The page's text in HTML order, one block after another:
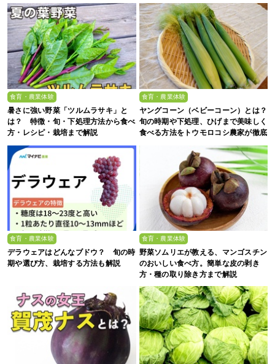
食育・農業体験
暑さに強い野菜「ツルムラサキ」と
は？ 特徴・旬・下処理方法から食べ
方・レシピ・栽培まで解説
食育・農業体験
ヤングコーン（ベビーコーン）とは？
旬の時期や下処理、ひげまで美味しく
食べる方法をトウモロコシ農家が徹底
食育・農業体験
デラウェアはどんなブドウ？ 旬の時
期や選び方、栽培する方法も解説
食育・農業体験
野菜ソムリエが教える、マンゴスチン
のおいしい食べ方。簡単な皮の剥き
方・種の取り除き方まで解説